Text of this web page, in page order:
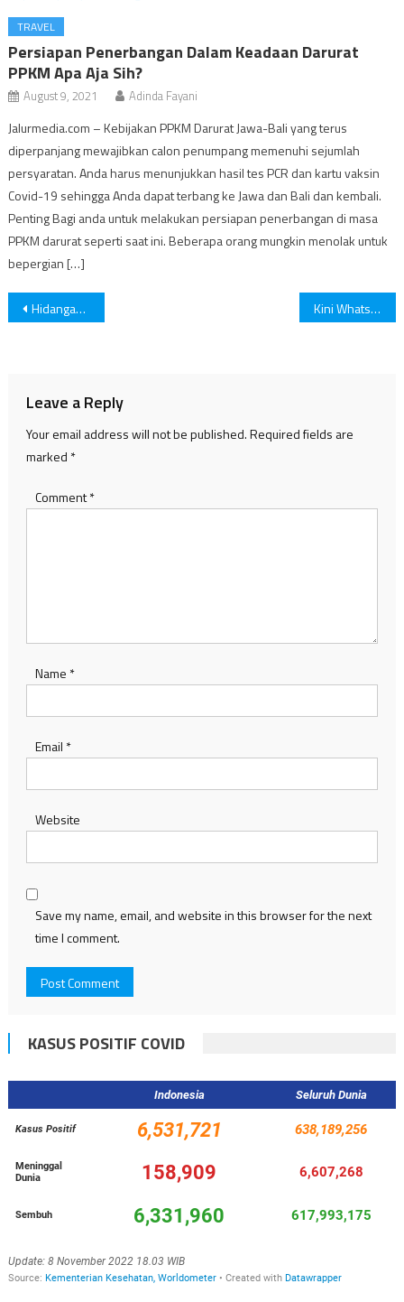
TRAVEL
Persiapan Penerbangan Dalam Keadaan Darurat
PPKM Apa Aja Sih?
August 9, 2021 Adinda Fayani
Jalurmedia.com – Kebijakan PPKM Darurat Jawa-Bali yang terus
diperpanjang mewajibkan calon penumpang memenuhi sejumlah
persyaratan. Anda harus menunjukkan hasil tes PCR dan kartu vaksin
Covid-19 sehingga Anda dapat terbang ke Jawa dan Bali dan kembali.
Penting Bagi anda untuk melakukan persiapan penerbangan di masa
PPKM darurat seperti saat ini. Beberapa orang mungkin menolak untuk
bepergian […]
Post
Hidangan Khas Musim Gugur Ini Wajib Kamu Coba Saat Traveling! Kini WhatsApp Bisa Sembunyikan Status Last Seen! Penasaran?
Leave a Reply
Your email address will not be published.Required fields are
marked *
Comment*
Name *
Email *
Website
Save my name, email, and website in this browser for the next
time I comment.
KASUS POSITIF COVID